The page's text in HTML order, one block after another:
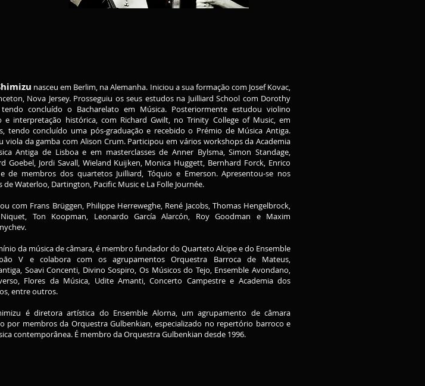
nasceu em Berlim, na Alemanha. Iniciou a sua formação com Josef Kovac,
Nova Jersey. Prosseguiu os seus estudos na Juilliard School com Dorothy
tendo concluído o Bacharelato em Música. Posteriormente estudou violino
e interpretação histórica, com Richard Gwilt, no Trinity College of Music, em
tendo concluído uma pós-graduação e recebido o Prémio de Música Antiga.
viola da gamba com Alison Crum. Participou em vários workshops da Academia
Antiga de Lisboa e em masterclasses de Anner Bylsma, Simon Standage,
Goebel, Jordi Savall, Wieland Kuijken, Monica Huggett, Bernhard Forck, Enrico
de membros dos quartetos Juilliard, Tóquio e Emerson. Apresentou-se nos
de Waterloo, Dartington, Pacific Music e La Folle Journée.
com Frans Brüggen, Philippe Herreweghe, René Jacobs, Thomas Hengelbrock,
Ton Koopman, Leonardo García Alarcón, Roy Goodman e Maxim
da música de câmara, é membro fundador do Quarteto Alcipe e do Ensemble
V e colabora com os agrupamentos Orquestra Barroca de Mateus,
Soavi Concenti, Divino Sospiro, Os Músicos do Tejo, Ensemble Avondano,
Flores da Música, Udite Amanti, Concerto Campestre e Academia dos
entre outros.
é diretora artística do Ensemble Alorna, um agrupamento de câmara
por membros da Orquestra Gulbenkian, especializado no repertório barroco e
contemporânea. É membro da Orquestra Gulbenkian desde 1996.